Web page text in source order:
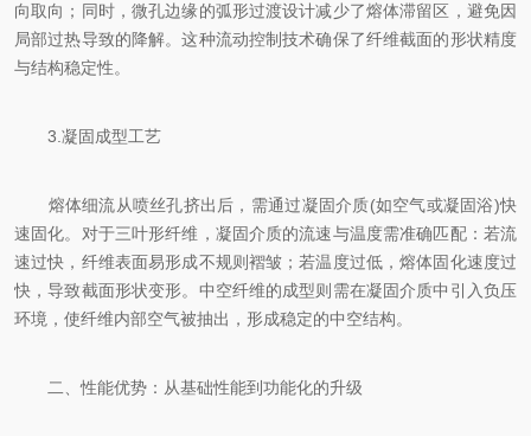
向取向；同时，微孔边缘的弧形过渡设计减少了熔体滞留区，避免因
局部过热导致的降解。这种流动控制技术确保了纤维截面的形状精度
与结构稳定性。
3.凝固成型工艺
熔体细流从喷丝孔挤出后，需通过凝固介质(如空气或凝固浴)快
速固化。对于三叶形纤维，凝固介质的流速与温度需准确匹配：若流
速过快，纤维表面易形成不规则褶皱；若温度过低，熔体固化速度过
快，导致截面形状变形。中空纤维的成型则需在凝固介质中引入负压
环境，使纤维内部空气被抽出，形成稳定的中空结构。
二、性能优势：从基础性能到功能化的升级